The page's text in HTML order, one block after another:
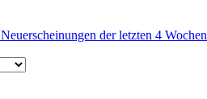
Neuerscheinungen der letzten 4 Wochen